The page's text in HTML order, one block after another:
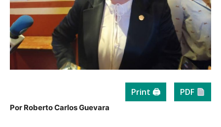
Print 🖨 PDF
Por Roberto Carlos Guevara